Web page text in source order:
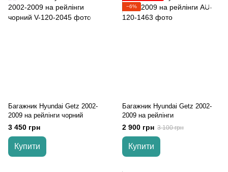
Багажник Hyundai Getz 2002-
2009 на рейлінги чорний
3 450 грн
Купити
−6%
Багажник Hyundai Getz 2002-
2009 на рейлінги
2 900 грн 3 100 грн
Купити